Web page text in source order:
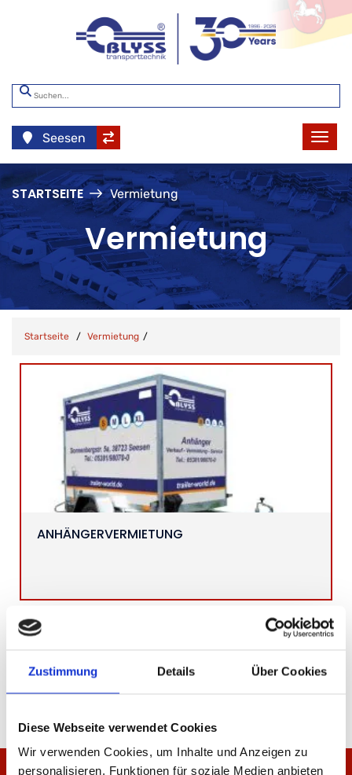
Zustimmung Details Über Cookies
Diese Webseite verwendet Cookies
Wir verwenden Cookies, um Inhalte und Anzeigen zu
personalisieren, Funktionen für soziale Medien anbieten
Seesen
STARTSEITE Vermietung
Vermietung
Startseite Vermietung
ANHÄNGERVERMIETUNG